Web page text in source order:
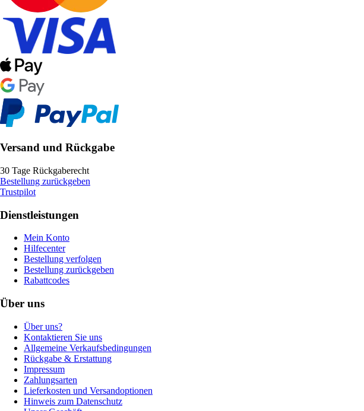
Versand und Rückgabe
30 Tage Rückgaberecht
Bestellung zurückgeben
Trustpilot
Dienstleistungen
Mein Konto
Hilfecenter
Bestellung verfolgen
Bestellung zurückgeben
Rabattcodes
Über uns
Über uns?
Kontaktieren Sie uns
Allgemeine Verkaufsbedingungen
Rückgabe & Erstattung
Impressum
Zahlungsarten
Lieferkosten und Versandoptionen
Hinweis zum Datenschutz